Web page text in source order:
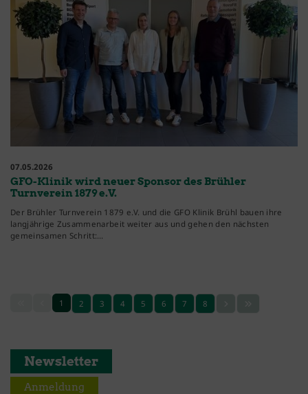
07.05.2026
GFO-Klinik wird neuer Sponsor des Brühler
Turnverein 1879 e.V.
Der Brühler Turnverein 1879 e.V. und die GFO Klinik Brühl bauen ihre
langjährige Zusammenarbeit weiter aus und gehen den nächsten
gemeinsamen Schritt:…
1 2 3 4 5 6 7 8
Newsletter
Anmeldung